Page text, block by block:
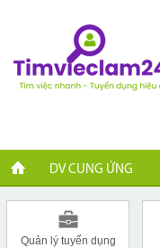
DV CUNG ỨNG
Quản lý tuyển dụng